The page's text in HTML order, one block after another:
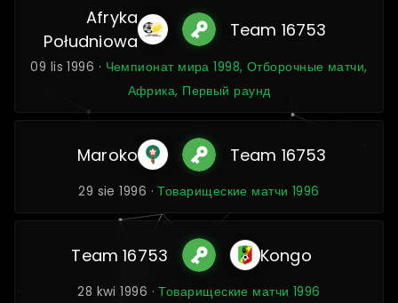
Afryka
Południowa
Team 16753
09 lis 1996 · Чемпионат мира 1998, Отборочные матчи,
Африка, Первый раунд
Maroko Team 16753
29 sie 1996 ·Товарищеские матчи 1996
Team 16753 Kongo
28 kwi 1996 ·Товарищеские матчи 1996